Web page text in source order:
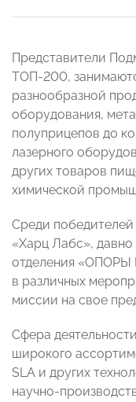
Представители
ТОП-200,
разнообразной
оборудования,
полуприцепов до
лазерного
других товаров
химической
Среди
«Харц Лабс», давно
отделения «ОПОРЫ
в различных
миссии на свое
Сфера
широкого
SLA и других
научно-